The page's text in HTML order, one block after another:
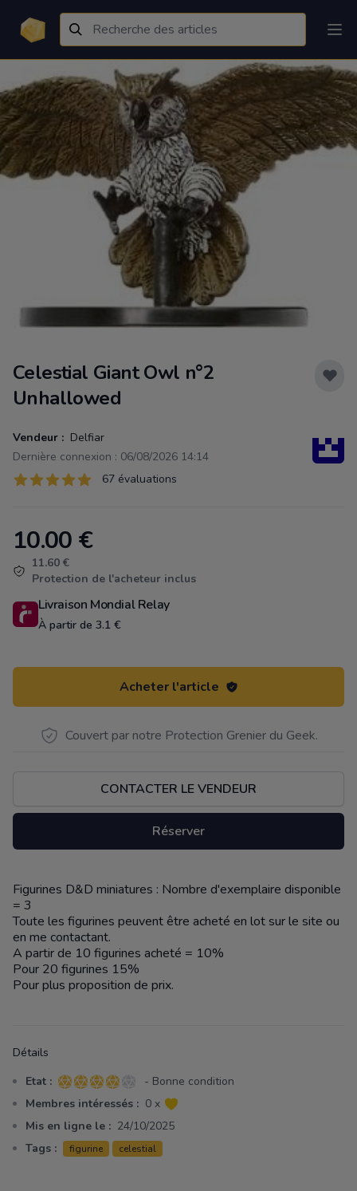
Celestial Giant Owl n°2
Unhallowed
Vendeur : Delfiar
Dernière connexion : 06/08/2026 14:14
Évaluations
67 sur 5 étoiles 67 évaluations
Product information
10.00 €
11.60 €
Protection de l'acheteur inclus
Livraison Mondial Relay
À partir de 3.1 €
Acheter l'article
Couvert par notre Protection Grenier du Geek.
CONTACTER LE VENDEUR
Réserver
Description
Figurines D&D miniatures : Nombre d'exemplaire disponible
= 3
Toute les figurines peuvent être acheté en lot sur le site ou
en me contactant.
A partir de 10 figurines acheté = 10%
Pour 20 figurines 15%
Pour plus proposition de prix.
Détails
Etat : 4 sur 5 étoiles
- Bonne condition
Membres intéressés : 0 x
Mis en ligne le : 24/10/2025
Tags :
figurine celestial